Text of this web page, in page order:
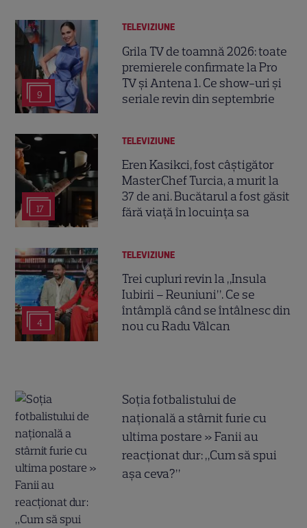
9
TELEVIZIUNE
Grila TV de toamnă 2026: toate
premierele confirmate la Pro
TV și Antena 1. Ce show-uri și
seriale revin din septembrie
17
TELEVIZIUNE
Eren Kasikci, fost câștigător
MasterChef Turcia, a murit la
37 de ani. Bucătarul a fost găsit
fără viață în locuința sa
4
TELEVIZIUNE
Trei cupluri revin la „Insula
Iubirii – Reuniuni”. Ce se
întâmplă când se întâlnesc din
nou cu Radu Vâlcan
Soția fotbalistului de
națională a stârnit furie cu
ultima postare » Fanii au
reacționat dur: „Cum să spui
așa ceva?”